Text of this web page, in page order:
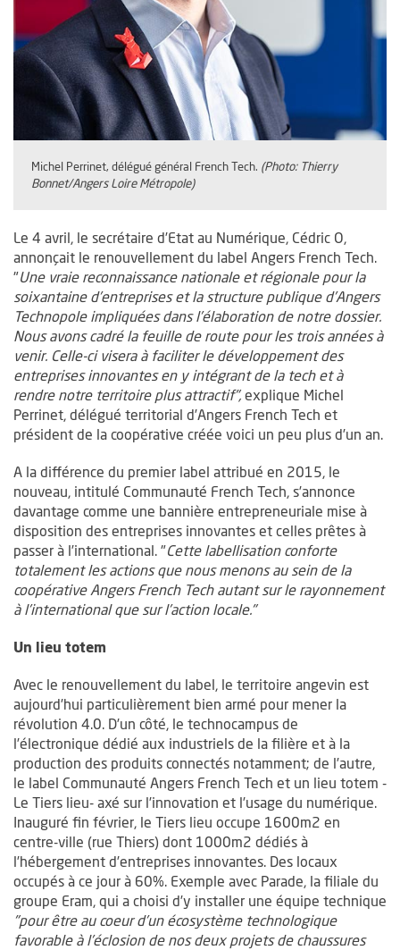
Michel Perrinet, délégué général French Tech. (Photo: Thierry
Bonnet/Angers Loire Métropole)
Le 4 avril, le secrétaire d’Etat au Numérique, Cédric O,
annonçait le renouvellement du label Angers French Tech.
"Une vraie reconnaissance nationale et régionale pour la
soixantaine d’entreprises et la structure publique d’Angers
Technopole impliquées dans l’élaboration de notre dossier.
Nous avons cadré la feuille de route pour les trois années à
venir. Celle-ci visera à faciliter le développement des
entreprises innovantes en y intégrant de la tech et à
rendre notre territoire plus attractif", explique Michel
Perrinet, délégué territorial d’Angers French Tech et
président de la coopérative créée voici un peu plus d’un an.
A la différence du premier label attribué en 2015, le
nouveau, intitulé Communauté French Tech, s’annonce
davantage comme une bannière entrepreneuriale mise à
disposition des entreprises innovantes et celles prêtes à
passer à l’international. "Cette labellisation conforte
totalement les actions que nous menons au sein de la
coopérative Angers French Tech autant sur le rayonnement
à l’international que sur l’action locale."
Un lieu totem
Avec le renouvellement du label, le territoire angevin est
aujourd’hui particulièrement bien armé pour mener la
révolution 4.0. D’un côté, le technocampus de
l’électronique dédié aux industriels de la filière et à la
production des produits connectés notamment; de l’autre,
le label Communauté Angers French Tech et un lieu totem -
Le Tiers lieu- axé sur l’innovation et l’usage du numérique.
Inauguré fin février, le Tiers lieu occupe 1600m2 en
centre-ville (rue Thiers) dont 1000m2 dédiés à
l’hébergement d’entreprises innovantes. Des locaux
occupés à ce jour à 60%. Exemple avec Parade, la filiale du
groupe Eram, qui a choisi d’y installer une équipe technique
"pour être au coeur d’un écosystème technologique
favorable à l’éclosion de nos deux projets de chaussures